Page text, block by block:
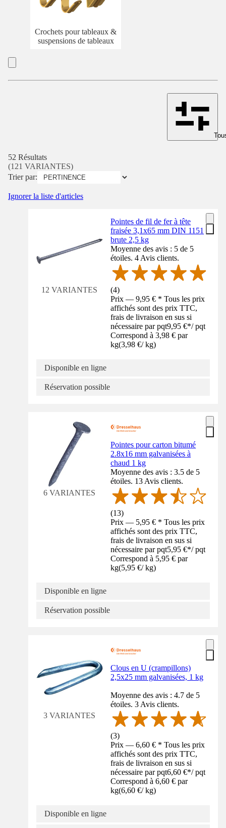
Crochets pour tableaux &
suspensions de tableaux
52 Résultats
(121 VARIANTES)
Trier par:
Ignorer la liste d'articles
12 VARIANTES
Pointes de fil de fer à tête
fraisée 3,1x65 mm DIN 1151
brute 2,5 kg
Moyenne des avis : 5 de 5
étoiles. 4 Avis clients.
(4)
Prix — 9,95 € * Tous les prix
affichés sont des prix TTC,
frais de livraison en sus si
nécessaire par pqt9,95 €*/ pqt
Correspond à 3,98 € par
kg(3,98 €/ kg)
Disponible en ligne
Réservation possible
6 VARIANTES
Pointes pour carton bitumé
2.8x16 mm galvanisées à
chaud 1 kg
Moyenne des avis : 3.5 de 5
étoiles. 13 Avis clients.
(13)
Prix — 5,95 € * Tous les prix
affichés sont des prix TTC,
frais de livraison en sus si
nécessaire par pqt5,95 €*/ pqt
Correspond à 5,95 € par
kg(5,95 €/ kg)
Disponible en ligne
Réservation possible
3 VARIANTES
Clous en U (crampillons)
2,5x25 mm galvanisées, 1 kg
Moyenne des avis : 4.7 de 5
étoiles. 3 Avis clients.
(3)
Prix — 6,60 € * Tous les prix
affichés sont des prix TTC,
frais de livraison en sus si
nécessaire par pqt6,60 €*/ pqt
Correspond à 6,60 € par
kg(6,60 €/ kg)
Disponible en ligne